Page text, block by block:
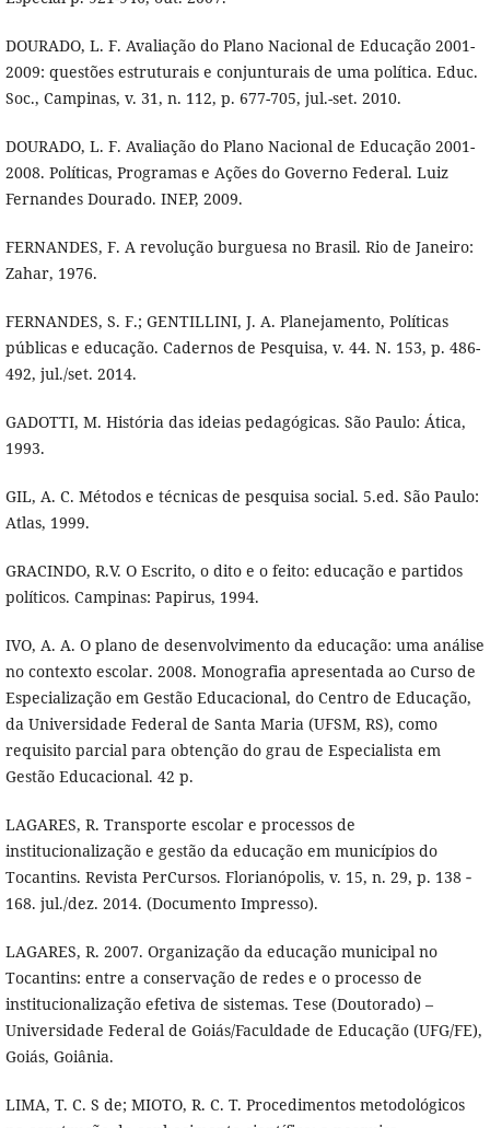
DOURADO, L. F. Avaliação do Plano Nacional de Educação 2001-
2009: questões estruturais e conjunturais de uma política. Educ.
Soc., Campinas, v. 31, n. 112, p. 677-705, jul.-set. 2010.
DOURADO, L. F. Avaliação do Plano Nacional de Educação 2001-
2008. Políticas, Programas e Ações do Governo Federal. Luiz
Fernandes Dourado. INEP, 2009.
FERNANDES, F. A revolução burguesa no Brasil. Rio de Janeiro:
Zahar, 1976.
FERNANDES, S. F.; GENTILLINI, J. A. Planejamento, Políticas
públicas e educação. Cadernos de Pesquisa, v. 44. N. 153, p. 486-
492, jul./set. 2014.
GADOTTI, M. História das ideias pedagógicas. São Paulo: Ática,
1993.
GIL, A. C. Métodos e técnicas de pesquisa social. 5.ed. São Paulo:
Atlas, 1999.
GRACINDO, R.V. O Escrito, o dito e o feito: educação e partidos
políticos. Campinas: Papirus, 1994.
IVO, A. A. O plano de desenvolvimento da educação: uma análise
no contexto escolar. 2008. Monografia apresentada ao Curso de
Especialização em Gestão Educacional, do Centro de Educação,
da Universidade Federal de Santa Maria (UFSM, RS), como
requisito parcial para obtenção do grau de Especialista em
Gestão Educacional. 42 p.
LAGARES, R. Transporte escolar e processos de
institucionalização e gestão da educação em municípios do
Tocantins. Revista PerCursos. Florianópolis, v. 15, n. 29, p. 138 ‐
168. jul./dez. 2014. (Documento Impresso).
LAGARES, R. 2007. Organização da educação municipal no
Tocantins: entre a conservação de redes e o processo de
institucionalização efetiva de sistemas. Tese (Doutorado) –
Universidade Federal de Goiás/Faculdade de Educação (UFG/FE),
Goiás, Goiânia.
LIMA, T. C. S de; MIOTO, R. C. T. Procedimentos metodológicos